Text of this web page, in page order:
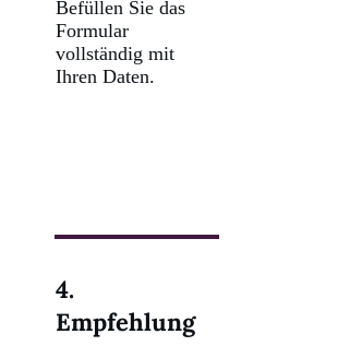
Befüllen Sie das
Formular
vollständig mit
Ihren Daten.
4.
Empfehlung